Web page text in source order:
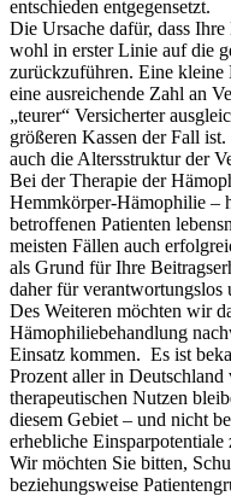
entschieden entgegensetzt.
Die Ursache dafür, dass Ihre
wohl in erster Linie auf die
zurückzuführen. Eine
eine ausreichende Zahl an
„teurer“ Versicherter
größeren Kassen der Fall
auch die Altersstruktur der
Bei der Therapie der
Hemmkörper-Hämophilie –
betroffenen Patienten
meisten Fällen auch
als Grund für Ihre
daher für verantwortungslos
Des Weiteren möchten wir
Hämophiliebehandlung
Einsatz kommen. Es ist
Prozent aller in Deutschland
therapeutischen Nutzen
diesem Gebiet – und nicht
erhebliche Einsparpotentiale
Wir möchten Sie bitten,
beziehungsweise